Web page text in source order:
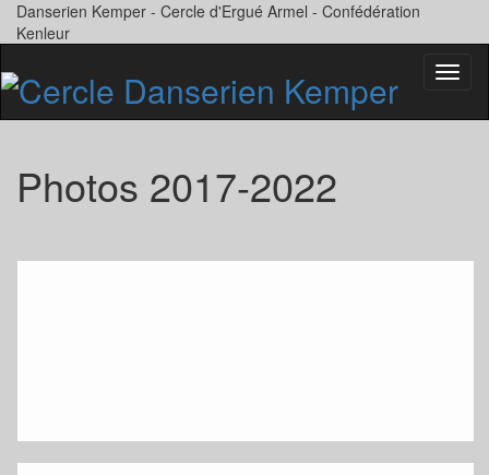
Danserien Kemper - Cercle d'Ergué Armel - Confédération
Kenleur
Photos 2017-2022